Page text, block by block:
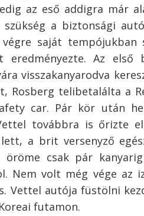
az eső addigra már
a biztonsági
saját tempójukban
Az első
visszakanyarodva
Rosberg telibetalálta a
car. Pár kör után
továbbra is őrizte
a brit versenyző
öröme csak pár
Nem volt még vége az
Vettel autója füstölni
futamon.